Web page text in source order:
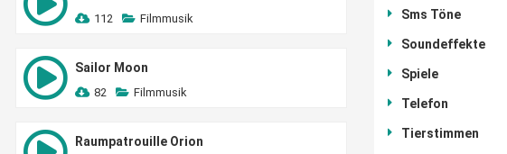
112 Filmmusik
Sailor Moon
82 Filmmusik
Raumpatrouille Orion
Sms Töne
Soundeffekte
Spiele
Telefon
Tierstimmen